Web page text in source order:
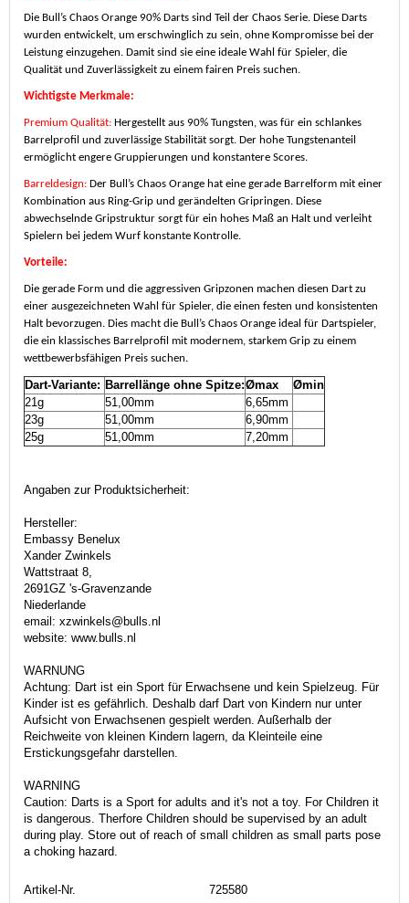
Die Bull’s Chaos Orange 90% Darts sind Teil der Chaos Serie. Diese Darts
wurden entwickelt, um erschwinglich zu sein, ohne Kompromisse bei der
Leistung einzugehen. Damit sind sie eine ideale Wahl für Spieler, die
Qualität und Zuverlässigkeit zu einem fairen Preis suchen.
Wichtigste Merkmale:
Premium Qualität: Hergestellt aus 90% Tungsten, was für ein schlankes
Barrelprofil und zuverlässige Stabilität sorgt. Der hohe Tungstenanteil
ermöglicht engere Gruppierungen und konstantere Scores.
Barreldesign: Der Bull’s Chaos Orange hat eine gerade Barrelform mit einer
Kombination aus Ring-Grip und gerändelten Gripringen. Diese
abwechselnde Gripstruktur sorgt für ein hohes Maß an Halt und verleiht
Spielern bei jedem Wurf konstante Kontrolle.
Vorteile:
Die gerade Form und die aggressiven Gripzonen machen diesen Dart zu
einer ausgezeichneten Wahl für Spieler, die einen festen und konsistenten
Halt bevorzugen. Dies macht die Bull’s Chaos Orange ideal für Dartspieler,
die ein klassisches Barrelprofil mit modernem, starkem Grip zu einem
wettbewerbsfähigen Preis suchen.
Dart-Variante: Barrellänge ohne Spitze:Ømax
Ømin
21g
51,00mm
6,65mm
23g
51,00mm
6,90mm
25g
51,00mm 7,20mm
Angaben zur Produktsicherheit:
Hersteller:
Embassy Benelux
Xander Zwinkels
Wattstraat 8,
2691GZ 's-Gravenzande
Niederlande
email: xzwinkels@bulls.nl
website: www.bulls.nl
WARNUNG
Achtung: Dart ist ein Sport für Erwachsene und kein Spielzeug. Für
Kinder ist es gefährlich. Deshalb darf Dart von Kindern nur unter
Aufsicht von Erwachsenen gespielt werden. Außerhalb der
Reichweite von kleinen Kindern lagern, da Kleinteile eine
Erstickungsgefahr darstellen.
WARNING
Caution: Darts is a Sport for adults and it's not a toy. For Children it
is dangerous. Therfore Children should be supervised by an adult
during play. Store out of reach of small children as small parts pose
a choking hazard.
Artikel-Nr.
725580